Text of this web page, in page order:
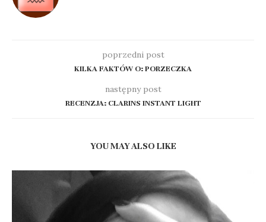
poprzedni post
KILKA FAKTÓW O: PORZECZKA
następny post
RECENZJA: CLARINS INSTANT LIGHT
YOU MAY ALSO LIKE